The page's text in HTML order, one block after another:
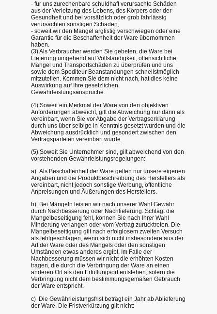
- für uns zurechenbare schuldhaft verursachte Schäden
aus der Verletzung des Lebens, des Körpers oder der
Gesundheit und bei vorsätzlich oder grob fahrlässig
verursachten sonstigen Schäden;
- soweit wir den Mangel arglistig verschwiegen oder eine
Garantie für die Beschaffenheit der Ware übernommen
haben.
(3) Als Verbraucher werden Sie gebeten, die Ware bei
Lieferung umgehend auf Vollständigkeit, offensichtliche
Mängel und Transportschäden zu überprüfen und uns
sowie dem Spediteur Beanstandungen schnellstmöglich
mitzuteilen. Kommen Sie dem nicht nach, hat dies keine
Auswirkung auf Ihre gesetzlichen
Gewährleistungsansprüche.
(4) Soweit ein Merkmal der Ware von den objektiven
Anforderungen abweicht, gilt die Abweichung nur dann als
vereinbart, wenn Sie vor Abgabe der Vertragserklärung
durch uns über selbige in Kenntnis gesetzt wurden und die
Abweichung ausdrücklich und gesondert zwischen den
Vertragsparteien vereinbart wurde.
(5) Soweit Sie Unternehmer sind, gilt abweichend von den
vorstehenden Gewährleistungsregelungen:
a) Als Beschaffenheit der Ware gelten nur unsere eigenen
Angaben und die Produktbeschreibung des Herstellers als
vereinbart, nicht jedoch sonstige Werbung, öffentliche
Anpreisungen und Äußerungen des Herstellers.
b) Bei Mängeln leisten wir nach unserer Wahl Gewähr
durch Nachbesserung oder Nachlieferung. Schlägt die
Mangelbeseitigung fehl, können Sie nach Ihrer Wahl
Minderung verlangen oder vom Vertrag zurücktreten. Die
Mängelbeseitigung gilt nach erfolglosem zweiten Versuch
als fehlgeschlagen, wenn sich nicht insbesondere aus der
Art der Ware oder des Mangels oder den sonstigen
Umständen etwas anderes ergibt. Im Falle der
Nachbesserung müssen wir nicht die erhöhten Kosten
tragen, die durch die Verbringung der Ware an einen
anderen Ort als den Erfüllungsort entstehen, sofern die
Verbringung nicht dem bestimmungsgemäßen Gebrauch
der Ware entspricht.
c) Die Gewährleistungsfrist beträgt ein Jahr ab Ablieferung
der Ware. Die Fristverkürzung gilt nicht: